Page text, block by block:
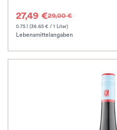
27,49 €29,00 €
0.75 l (36.65 € / 1 Liter)
Lebensmittelangaben